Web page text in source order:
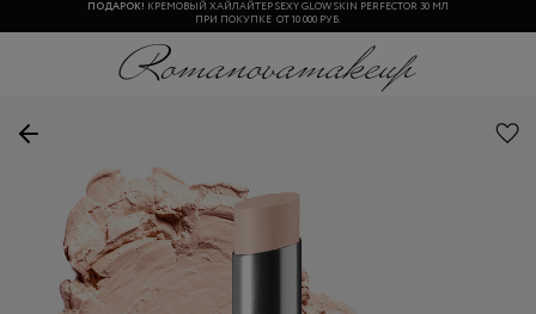
ПОДАРОК! КРЕМОВЫЙ ХАЙЛАЙТЕР SEXY GLOW SKIN PERFECTOR 30 МЛ
ПРИ ПОКУПКЕ ОТ 10 000 РУБ.